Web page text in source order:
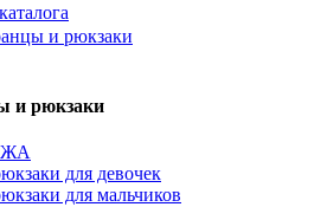
и рюкзаки
и рюкзаки
для девочек
для мальчиков